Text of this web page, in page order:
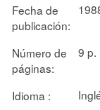
Fecha de
publicación:
Número de
páginas:
9 p.
Idioma :